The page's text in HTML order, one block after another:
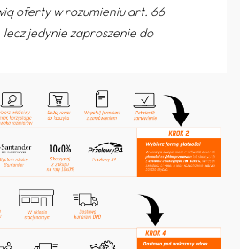
oferty w rozumieniu art. 66
jedynie zaproszenie do